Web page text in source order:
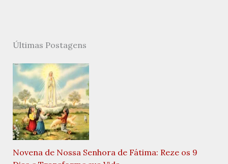
Últimas Postagens
Novena de Nossa Senhora de Fátima: Reze os 9